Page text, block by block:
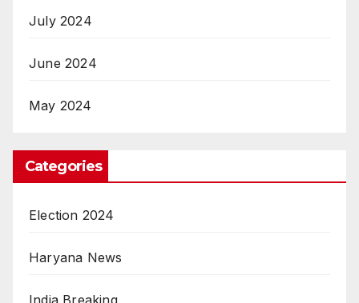
July 2024
June 2024
May 2024
Categories
Election 2024
Haryana News
India Breaking